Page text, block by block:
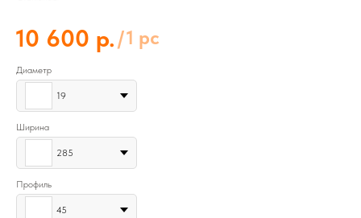
10 600 р. /1 pc
Диаметр
19
Ширина
285
Профиль
45